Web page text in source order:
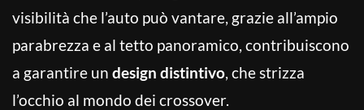
visibilità che l’auto può vantare, grazie all’ampio
parabrezza e al tetto panoramico, contribuiscono
a garantire un design distintivo, che strizza
l’occhio al mondo dei crossover.